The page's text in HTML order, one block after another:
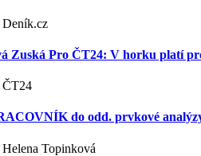
Deník.cz
Zuská Pro ČT24: V horku platí
ČT24
do odd. prvkové
Topinková